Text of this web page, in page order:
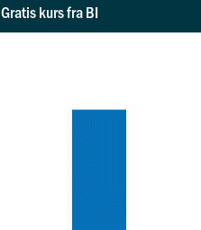
Gratis kurs fra BI